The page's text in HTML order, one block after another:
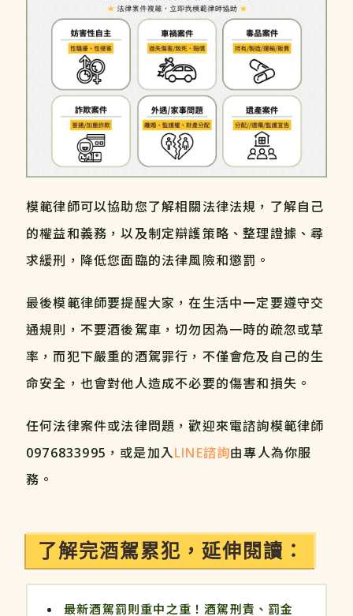
模範律師可以協助您了解相關法律法規，了解自己
的權益和義務，以及制定辯護策略、整理證據、尋
求緩刑，降低您面臨的法律風險和懲罰。
最後模範律師要提醒大家，在生活中一定要遵守交
通規則，不要酒後駕車，切勿因為一時的疏忽或草
率，而犯下嚴重的酒駕罪行，不僅會危及自己的生
命安全，也會對他人造成不必要的傷害和損失。
任何法律案件或法律問題，歡迎來電諮詢模範律師
0976833995 ，或是加入LINE諮詢由專人為你服
務。
了解完酒駕累犯，延伸閱讀：
最新酒駕罰則重中之重！酒駕刑責、罰金